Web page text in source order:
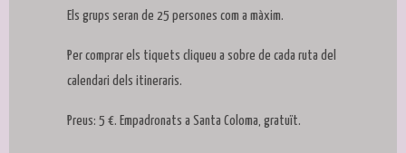
Els grups seran de 25 persones com a màxim.
Per comprar els tiquets cliqueu a sobre de cada ruta del
calendari dels itineraris.
Preus: 5 €. Empadronats a Santa Coloma, gratuït.